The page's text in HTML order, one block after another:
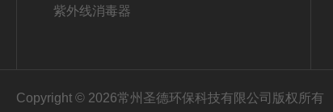
紫外线消毒器
Copyright © 2026常州圣德环保科技有限公司版权所有